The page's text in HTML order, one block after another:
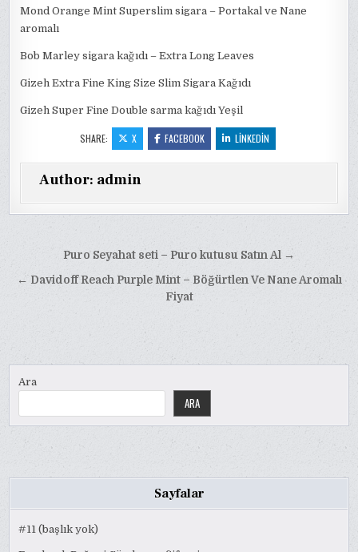
Mond Orange Mint Superslim sigara – Portakal ve Nane
aromalı
Bob Marley sigara kağıdı – Extra Long Leaves
Gizeh Extra Fine King Size Slim Sigara Kağıdı
Gizeh Super Fine Double sarma kağıdı Yeşil
SHARE: X FACEBOOK LINKEDIN
Author: admin
gezinmesi
Puro Seyahat seti – Puro kutusu Satın Al →
← Davidoff Reach Purple Mint – Böğürtlen Ve Nane Aromalı
Fiyat
Ara
ARA
Sayfalar
#11 (başlık yok)